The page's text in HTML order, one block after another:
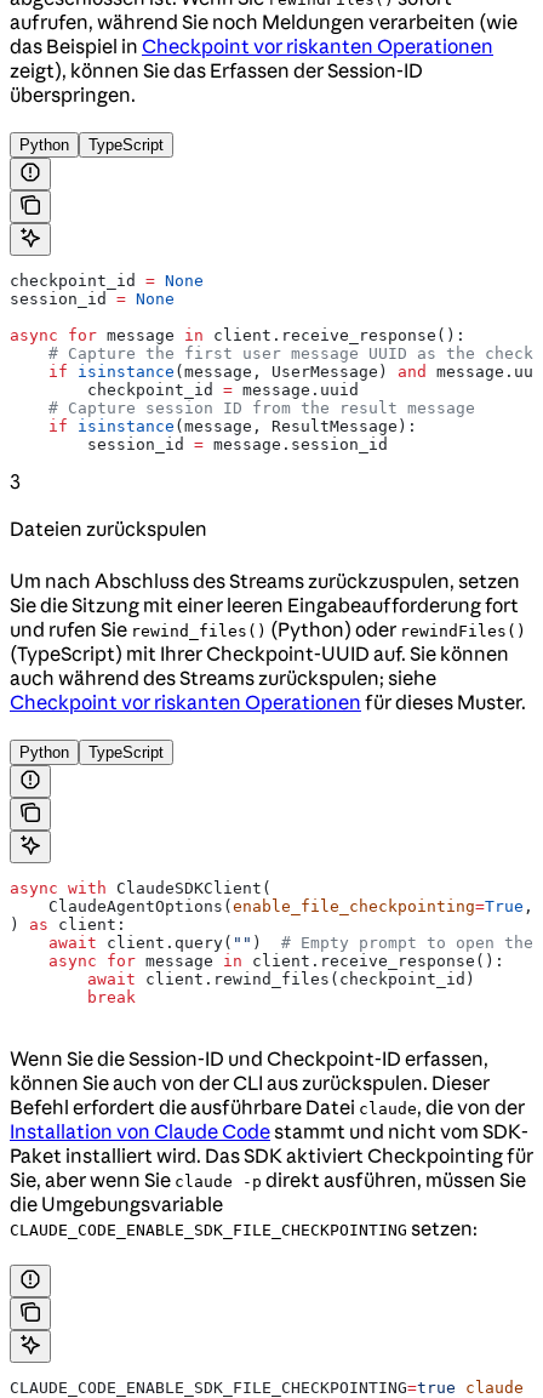
aufrufen, während Sie noch Meldungen verarbeiten (wie
das Beispiel in Checkpoint vor riskanten Operationen
zeigt), können Sie das Erfassen der Session-ID
überspringen.
Python TypeScript
checkpoint_id = None
session_id = None
async for message in client.receive_response():
# Capture the first user message UUID as the
    if
isinstance (message, UserMessage) and
        checkpoint_id
= message.uuid
    # Capture session ID from the result message
    if
isinstance (message, ResultMessage):
        session_id
= message.session_id
3
Dateien zurückspulen
Um nach Abschluss des Streams zurückzuspulen, setzen
Sie die Sitzung mit einer leeren Eingabeaufforderung fort
und rufen Sie rewind_files() (Python) oder rewindFiles()
(TypeScript) mit Ihrer Checkpoint-UUID auf. Sie können
auch während des Streams zurückspulen; siehe
Checkpoint vor riskanten Operationen für dieses Muster.
Python TypeScript
async with ClaudeSDKClient(
    ClaudeAgentOptions(
enable_file_checkpointing=True ,
) as client:
    await
client.query( "" ) # Empty prompt to open the
    async
for message in client.receive_response():
        await
client.rewind_files(checkpoint_id)
        break
Wenn Sie die Session-ID und Checkpoint-ID erfassen,
können Sie auch von der CLI aus zurückspulen. Dieser
Befehl erfordert die ausführbare Datei claude, die von der
Installation von Claude Codestammt und nicht vom SDK-
Paket installiert wird. Das SDK aktiviert Checkpointing für
Sie, aber wenn Sie claude -p direkt ausführen, müssen Sie
die Umgebungsvariable
CLAUDE_CODE_ENABLE_SDK_FILE_CHECKPOINTING setzen:
CLAUDE_CODE_ENABLE_SDK_FILE_CHECKPOINTING=true claude